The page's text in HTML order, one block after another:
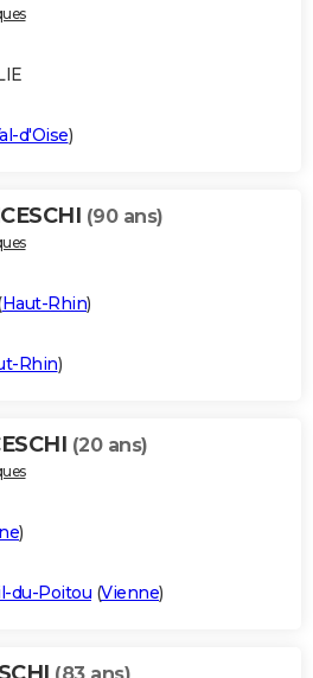
d'Oise)
(90 ans)
Haut-Rhin)
Rhin)
(20 ans)
)
du-Poitou (Vienne)